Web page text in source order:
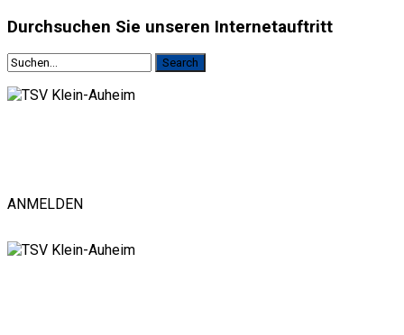
Durchsuchen Sie unseren Internetauftritt
ANMELDEN